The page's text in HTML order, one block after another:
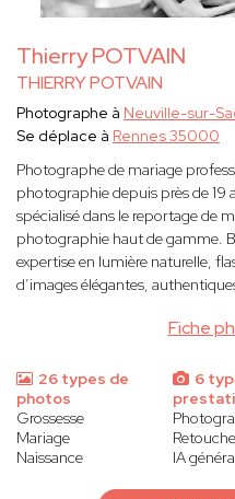
Thierry POTVAIN
THIERRY POTVAIN
Fiche
Photographe à Neuville-sur-
Se déplace à Rennes 35000
Photographe de mariage
photographie depuis près de 19
spécialisé dans le reportage de
photographie haut de gamme.
expertise en lumière naturelle,
d’images élégantes,
26 types de
photos
Grossesse
Mariage
Naissance
6
IA